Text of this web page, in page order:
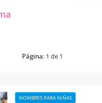
Página: 1 de 1
NOMBRES PARA NIÑAS